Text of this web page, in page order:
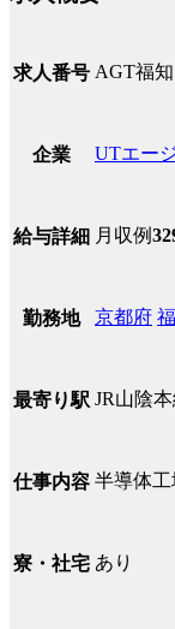
求人番号 AGT福
企業 UTエー
給与詳細 月収例
勤務地 京都府
最寄り駅 JR山陰
仕事内容 半導体工
寮・社宅 あり